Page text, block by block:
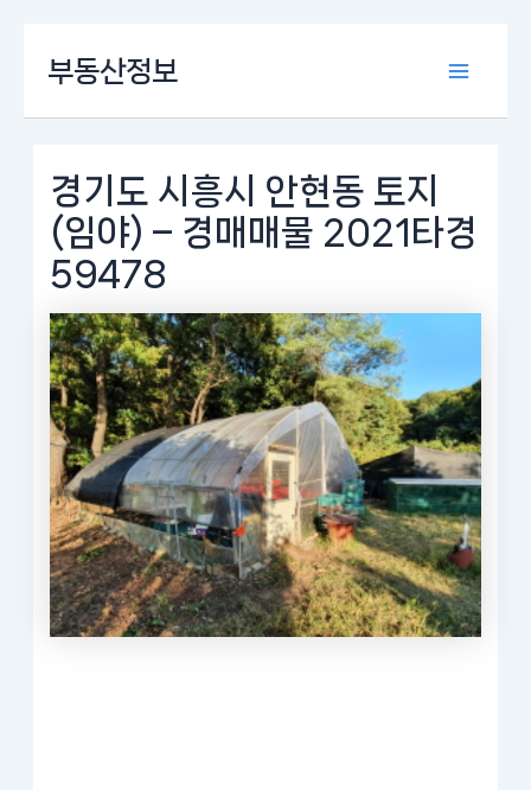
로
부동산정보
경기도 시흥시 안현동 토지
(임야) – 경매매물 2021타경
59478